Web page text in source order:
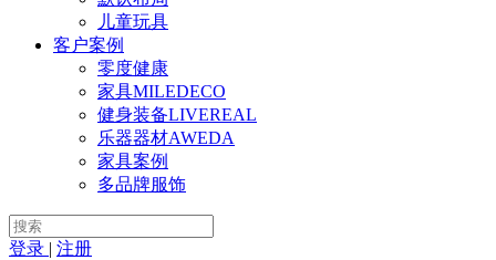
儿童玩具
客户案例
零度健康
家具MILEDECO
健身装备LIVEREAL
乐器器材AWEDA
家具案例
多品牌服饰
登录 | 注册